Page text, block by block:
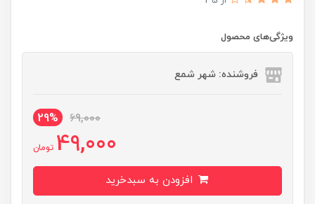
ویژگی‌های محصول
فروشنده: شهر شمع
69,000
29%
49,000 تومان